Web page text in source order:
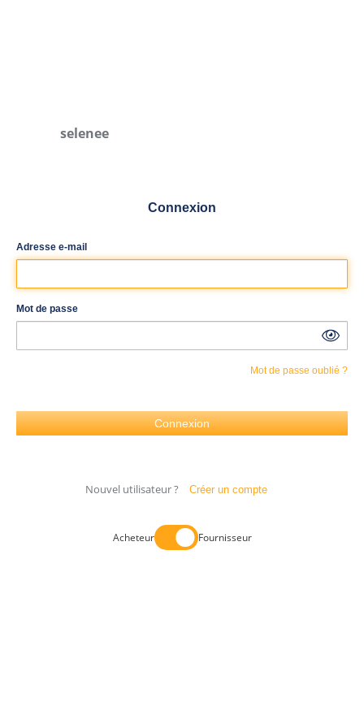
selenee
Connexion
Adresse e-mail
Mot de passe
Mot de passe oublié ?
Nouvel utilisateur ? Créer un compte
Acheteur Fournisseur